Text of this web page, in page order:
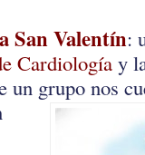
San Valentín:
Cardiología y
un grupo nos